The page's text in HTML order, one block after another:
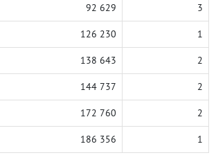
92 629 3
126 230 1
138 643 2
144 737 2
172 760 2
186 356 1